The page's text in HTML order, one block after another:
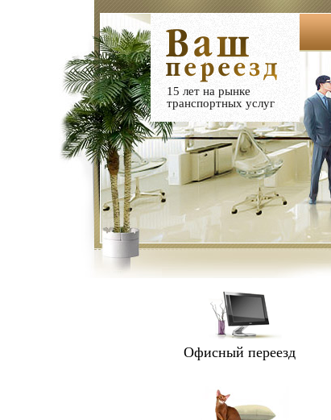
15 лет на рынке
транспортных услуг
Офисный переезд